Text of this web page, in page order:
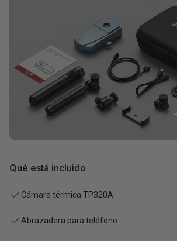
Qué está incluido
Cámara térmica TP320A
Abrazadera para teléfono